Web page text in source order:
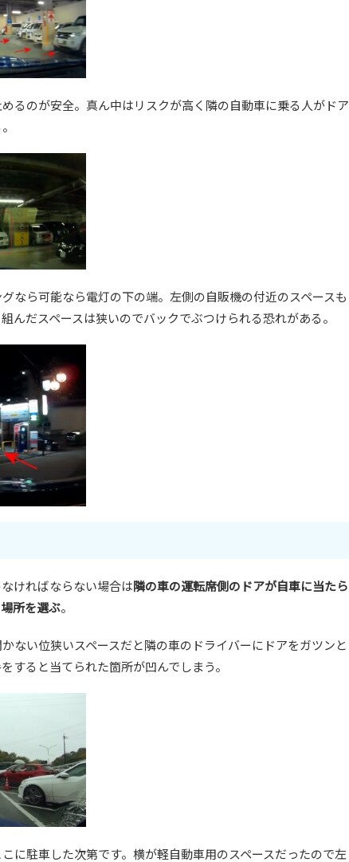
るのが安全。真ん中はリスクが高く隣の自動車に乗る人がドア
なら可能なら電灯の下の端。左側の自販機の付近のスペースも
んだスペースは狭いのでバックでぶつけられる恐れがある。
ければならない場合は隣の車の運転席側のドアが自車に当たら
所を選ぶ。
ない位狭いスペースだと隣の車のドライバーにドアをガツンと
すると当てられた箇所が凹んでしまう。
に駐車した次第です。横が軽自動車用のスペースだったので左